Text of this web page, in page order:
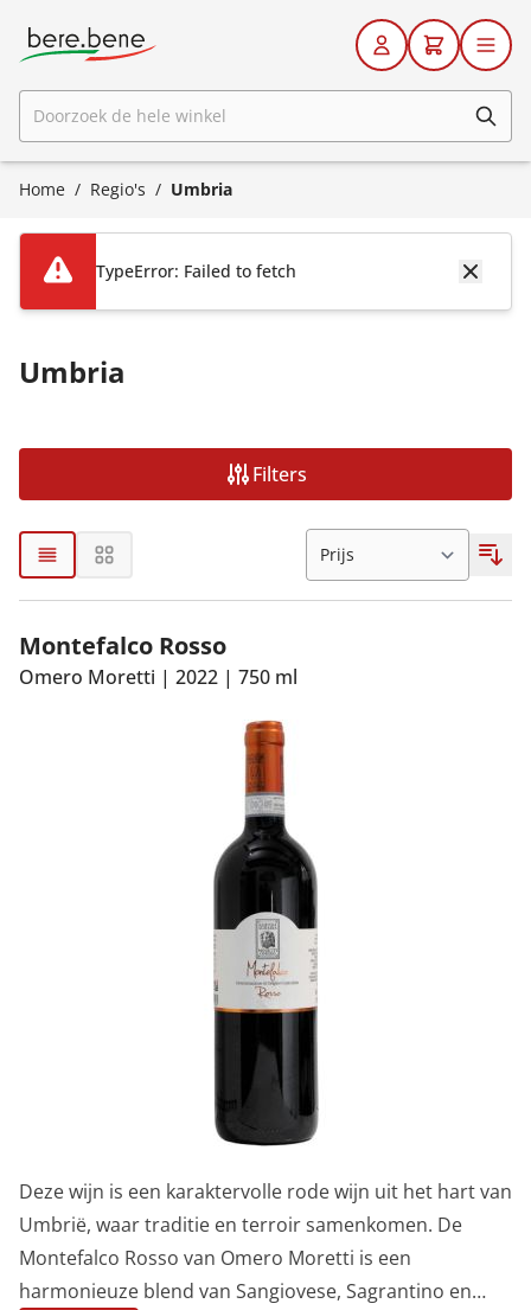
Doorzoek de hele winkel
Home / Regio's / Umbria
TypeError: Failed to fetch
Umbria
Filters
Montefalco Rosso
Omero Moretti | 2022 | 750 ml
Deze wijn is een karaktervolle rode wijn uit het hart van
Umbrië, waar traditie en terroir samenkomen. De
Montefalco Rosso van Omero Moretti is een
harmonieuze blend van Sangiovese, Sagrantino en